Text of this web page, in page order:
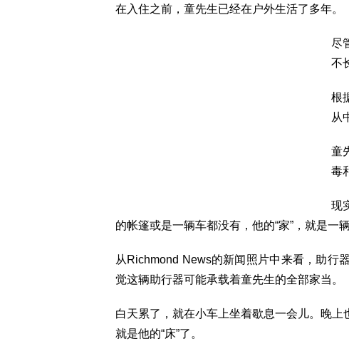
在入住之前，童先生已经在户外生活了多年。
尽
不
根
从
童
毒
现
的帐篷或是一辆车都没有，他的“家”，就是一
从Richmond News的新闻照片中来看，助行
觉这辆助行器可能承载着童先生的全部家当。
白天累了，就在小车上坐着歇息一会儿。晚上
就是他的“床”了。